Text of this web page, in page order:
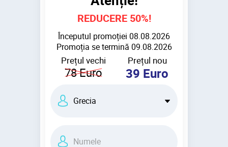
REDUCERE 50%!
Începutul promoției 08.08.2026
Promoția se termină 09.08.2026
Prețul vechi
78Euro
Prețul nou
39 Euro